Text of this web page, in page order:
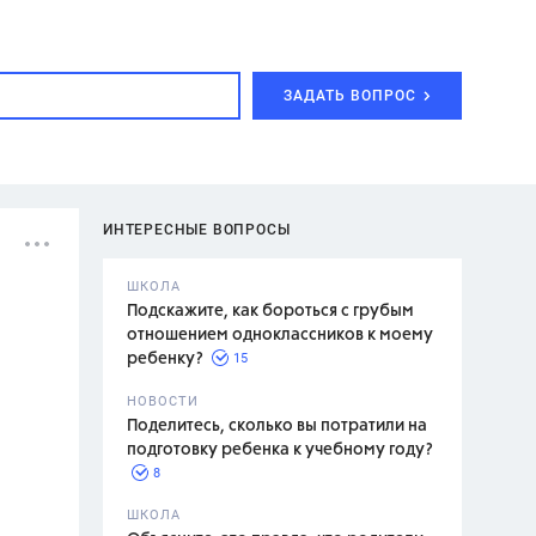
ЗАДАТЬ ВОПРОС
ИНТЕРЕСНЫЕ ВОПРОСЫ
ШКОЛА
Подскажите, как бороться с грубым
отношением одноклассников к моему
ребенку?
15
НОВОСТИ
Поделитесь, сколько вы потратили на
подготовку ребенка к учебному году?
8
ШКОЛА